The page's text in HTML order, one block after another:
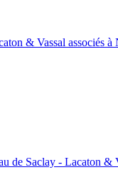
& Vassal associés
de Saclay - Lacaton &